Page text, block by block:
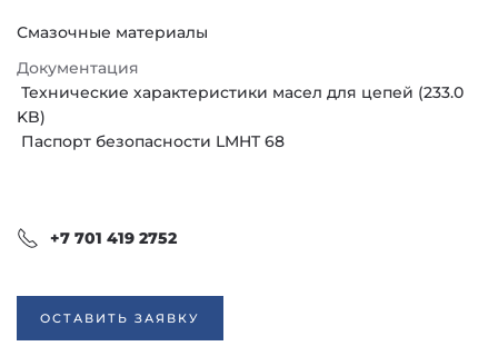
Смазочные материалы
Документация
Технические характеристики масел для цепей (233.0
KB)
Паспорт безопасности LMHT 68
+7 701 419 2752
ОСТАВИТЬ ЗАЯВКУ